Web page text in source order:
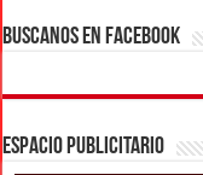
BUSCANOS EN FACEBOOK
ESPACIO PUBLICITARIO